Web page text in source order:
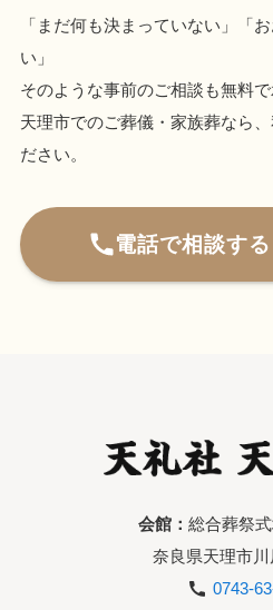
「まだ何も決まっていない」「
い」
そのような事前のご相談も無料で
天理市でのご葬儀・家族葬なら
ださい。
電話で相談する
会館：総合葬祭
奈良県天理市
0743-